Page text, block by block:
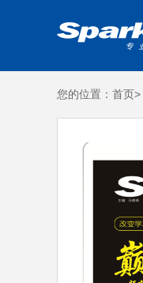
您的位置： 首页>